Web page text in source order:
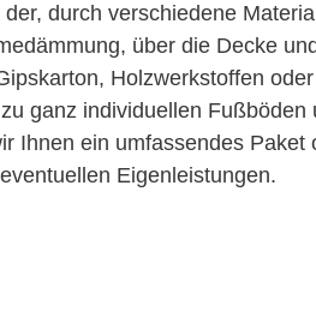
durch verschiedene
über die Decke
Holzwerkstoffen oder
ganz individuellen Fußböden
Ihnen ein umfassendes Paket
Eigenleistungen.